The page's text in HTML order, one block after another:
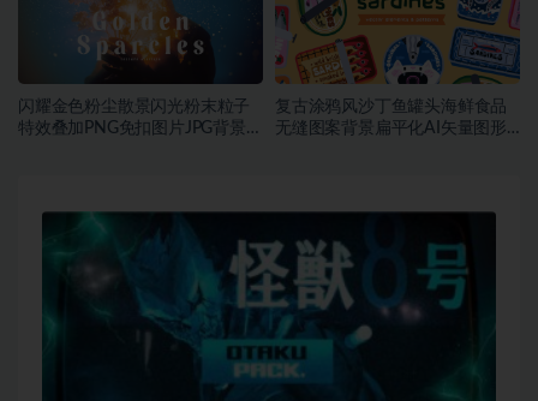
闪耀金色粉尘散景闪光粉末粒子
特效叠加PNG免扣图片JPG背景素
复古涂鸦风沙丁鱼罐头海鲜食品
无缝图案背景扁平化AI矢量图形